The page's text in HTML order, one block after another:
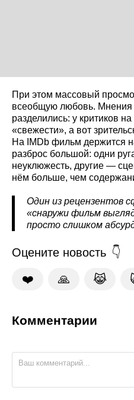
При этом массовый
всеобщую любовь. Мнения
разделились: у критиков
«свежести», а вот
На IMDb фильм держится
разброс большой: одни
неуклюжесть, другие —
нём больше, чем
Один из рецензентов
«снаружи фильм
просто слишком
Оцените новость
❤️ 🙏 😹
Комментарии